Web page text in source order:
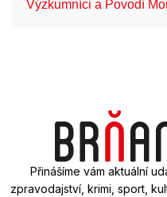
Výzkumníci a Povodí
Přinášíme vám aktuální
zpravodajství, krimi, sport,